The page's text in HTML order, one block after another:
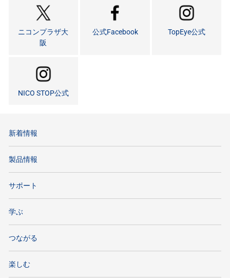
ニコンプラザ大
阪
公式Facebook TopEye公式
NICO STOP公式
新着情報
製品情報
サポート
学ぶ
つながる
楽しむ